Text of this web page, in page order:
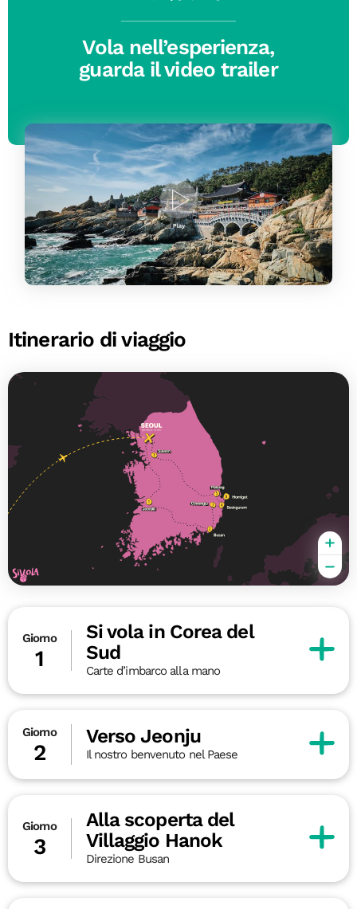
Vola nell’esperienza,
guarda il video trailer
Itinerario di viaggio
Giorno
1
Si vola in Corea del
Sud
Carte d’imbarco alla mano
Giorno
2
Verso Jeonju
Il nostro benvenuto nel Paese
Giorno
3
Alla scoperta del
Villaggio Hanok
Direzione Busan